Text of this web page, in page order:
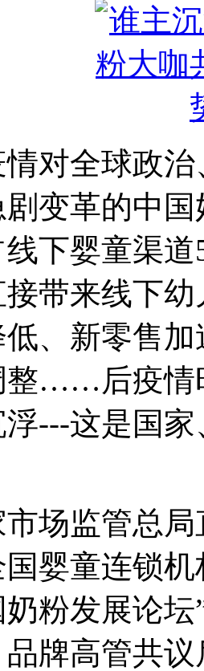
全球政治
变革的中
下婴童渠
带来线下
、新零售
整……后疫情
---这是国
监管总局
国婴童连锁
粉发展论
牌高管共